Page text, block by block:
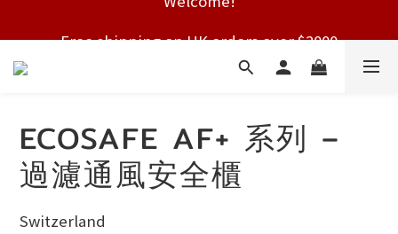
ECOSAFE AF+ 系列 –
過濾通風安全櫃
Switzerland